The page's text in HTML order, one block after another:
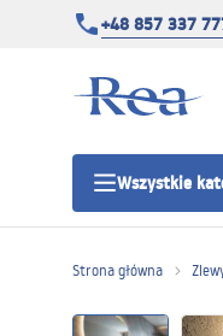
+48 857 337
Wszystkie
Kategorie
Kabiny
Strona główna